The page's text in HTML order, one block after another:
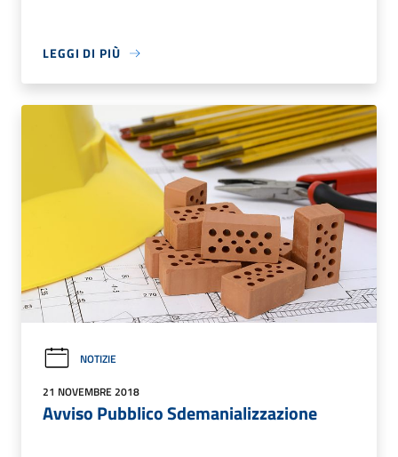
LEGGI DI PIÙ
NOTIZIE
21 NOVEMBRE 2018
Avviso Pubblico Sdemanializzazione